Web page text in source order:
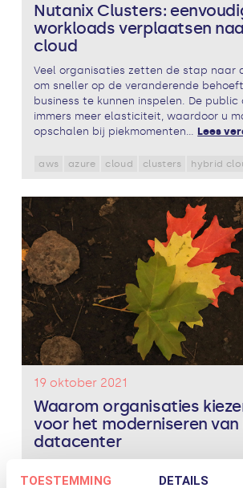
TOESTEMMING DETAILS
Nutanix Clusters:
workloads verplaatsen
cloud
Veel organisaties zetten de stap naar
om sneller op de veranderende
business te kunnen inspelen. De
immers meer elasticiteit, waardoor u
opschalen bij piekmomenten... Lees
aws azure cloud clusters hybrid
19 oktober 2021
Waarom organisaties
voor het moderniseren van
datacenter
onderdeel van een succesvolle